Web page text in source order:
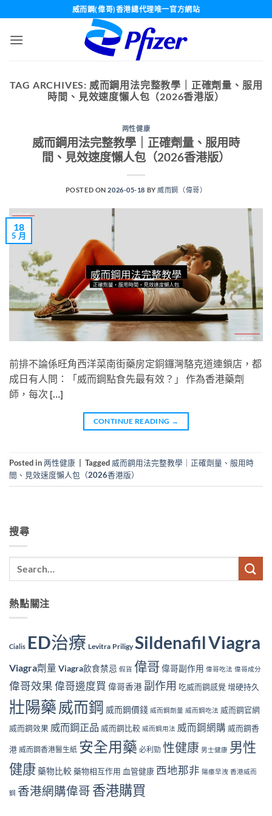
content
威而鋼(偉哥)香港總代理唯一官方網站
TAG ARCHIVES: 威而鋼用法完整教學｜正確劑量、服用
時間、見效速度懶人包（2026香港版）
两性健康
威而鋼用法完整教學｜正確劑量、服用時
間、見效速度懶人包（2026香港版）
POSTED ON2026-05-18 BY 威而鋼（偉哥）
18
5 月
前排不論係旺角西洋菜南街藥房定銅鑼灣駱克道連鎖店，都
成日有人問：「威而鋼點食先最有效？」 作為香港藥劑
師，每次 […]
CONTINUE READING →
Posted in两性健康 Tagged 威而鋼用法完整教學｜正確劑量、服用時
間、見效速度懶人包（2026香港版）
搜尋
熱點關注
Cialis ED治療 Levitra Priligy SildenafilViagra
Viagra劑量 Viagra飲食禁忌 假貨 偉哥偉哥副作用 偉哥吃法 偉哥成分
偉哥效果偉哥邊度買 偉哥香港 副作用 吃威而鋼感覺 增硬持久
壯陽藥 威而鋼 威而鋼價錢 威而鋼劑量 威而鋼吃法 威而鋼官網
威而鋼效果 威而鋼正品 威而鋼比較 威而鋼用法 威而鋼網購 威而鋼香
港 威而鋼香港醫生紙 安全用藥 必利勁 性健康 男士健康 男性
健康藥物比較藥物相互作用 血管健康 西地那非 陽痿早洩 香港威而
鋼 香港網購偉哥 香港購買